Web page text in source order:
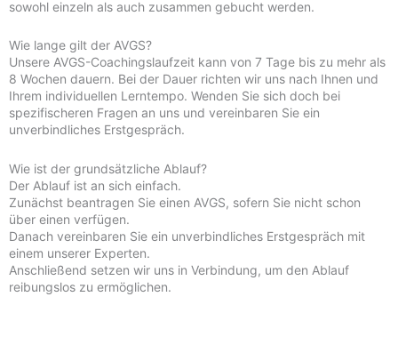
sowohl einzeln als auch zusammen gebucht werden.
Wie lange gilt der AVGS?
Unsere AVGS-Coachingslaufzeit kann von 7 Tage bis zu mehr als
8 Wochen dauern. Bei der Dauer richten wir uns nach Ihnen und
Ihrem individuellen Lerntempo. Wenden Sie sich doch bei
spezifischeren Fragen an uns und vereinbaren Sie ein
unverbindliches Erstgespräch.
Wie ist der grundsätzliche Ablauf?
Der Ablauf ist an sich einfach.
Zunächst beantragen Sie einen AVGS, sofern Sie nicht schon
über einen verfügen.
Danach vereinbaren Sie ein unverbindliches Erstgespräch mit
einem unserer Experten.
Anschließend setzen wir uns in Verbindung, um den Ablauf
reibungslos zu ermöglichen.